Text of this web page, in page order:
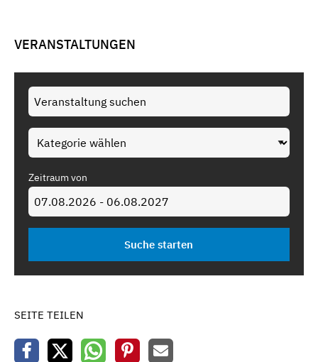
VERANSTALTUNGEN
Zeitraum von
SEITE TEILEN